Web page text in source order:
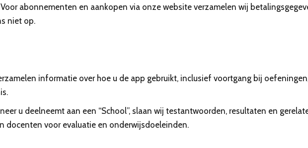
Voor abonnementen en aankopen via onze website verzamelen wij
niet op.
informatie over hoe u de app gebruikt, inclusief voortgang bij
u deelneemt aan een “School”, slaan wij testantwoorden, resultaten en
docenten voor evaluatie en onderwijsdoeleinden.